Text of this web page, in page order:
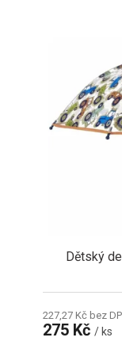
Dětský
227,27 Kč bez
275 Kč/ ks